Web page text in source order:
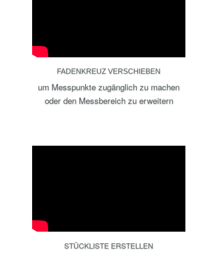
FADENKREUZ VERSCHIEBEN
um Messpunkte zugänglich zu machen
oder den Messbereich zu erweitern
STÜCKLISTE ERSTELLEN